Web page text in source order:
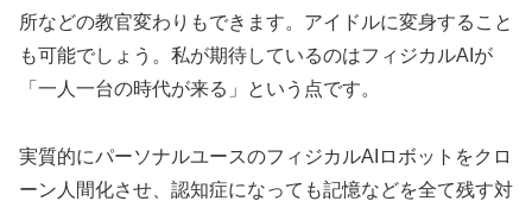
所などの教官変わりもできます。アイドルに変身すること
も可能でしょう。私が期待しているのはフィジカルAIが
「一人一台の時代が来る」という点です。
実質的にパーソナルユースのフィジカルAIロボットをクロ
ーン人間化させ、認知症になっても記憶などを全て残す対